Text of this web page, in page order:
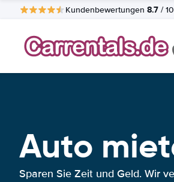
Kundenbewertungen 8.7 / 10
Auto
Sparen Sie Zeit und Geld. Wir